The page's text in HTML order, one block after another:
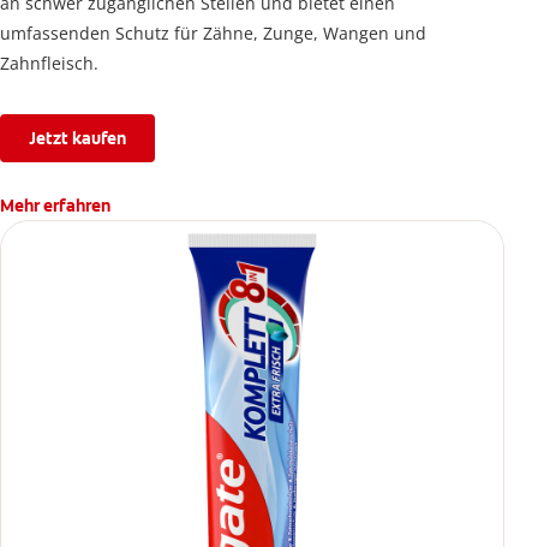
umfassenden Schutz für Zähne, Zunge, Wangen und
Zahnfleisch.
Jetzt kaufen
Mehr erfahren